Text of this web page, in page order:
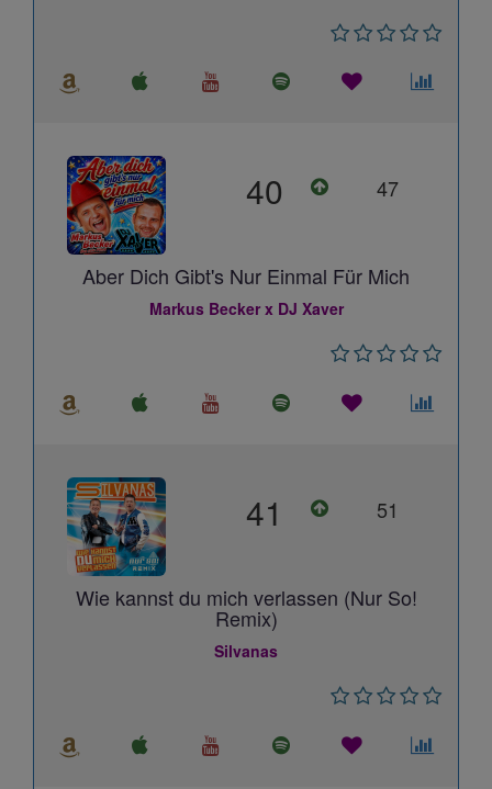
40 47
Aber Dich Gibt's Nur Einmal Für Mich
Markus Becker x DJ Xaver
41 51
Wie kannst du mich verlassen (Nur So!
Remix)
Silvanas